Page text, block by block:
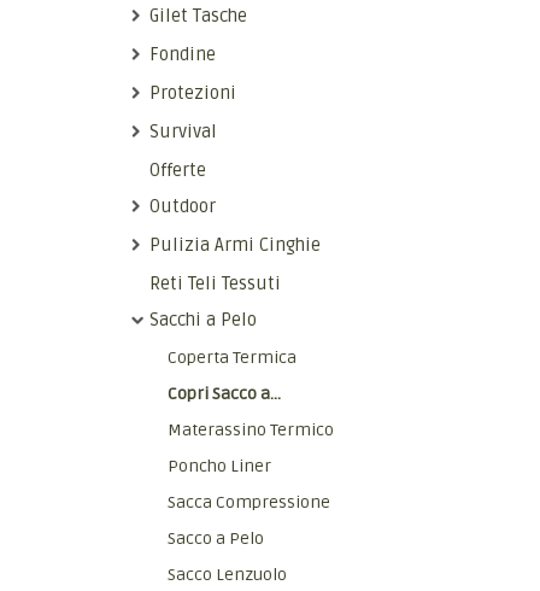
Gilet Tasche
Fondine
Protezioni
Survival
Offerte
Outdoor
Pulizia Armi Cinghie
Reti Teli Tessuti
Sacchi a Pelo
Coperta Termica
Copri Sacco a...
Materassino Termico
Poncho Liner
Sacca Compressione
Sacco a Pelo
Sacco Lenzuolo